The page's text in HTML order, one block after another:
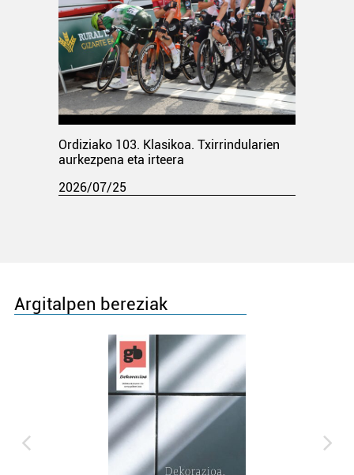
Ordiziako 103. Klasikoa. Txirrindularien
aurkezpena eta irteera
2026/07/25
Argitalpen bereziak